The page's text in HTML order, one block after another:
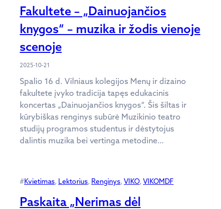
Fakultete – „Dainuojančios
knygos“ – muzika ir žodis vienoje
scenoje
2025-10-21
Spalio 16 d. Vilniaus kolegijos Menų ir dizaino
fakultete įvyko tradicija tapęs edukacinis
koncertas „Dainuojančios knygos“. Šis šiltas ir
kūrybiškas renginys subūrė Muzikinio teatro
studijų programos studentus ir dėstytojus
dalintis muzika bei vertinga metodine…
#Kvietimas, Lektorius, Renginys, VIKO, VIKOMDF
Paskaita „Nerimas dėl